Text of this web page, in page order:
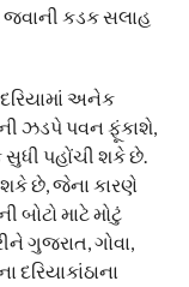
જવાની કડક સલાહ
અનેક
ઝડપે પવન ફૂંકાશે,
સુધી પહોંચી શકે છે.
છે, જેના કારણે
બોટો માટે મોટું
ગુજરાત, ગોવા,
દરિયાકાંઠાના